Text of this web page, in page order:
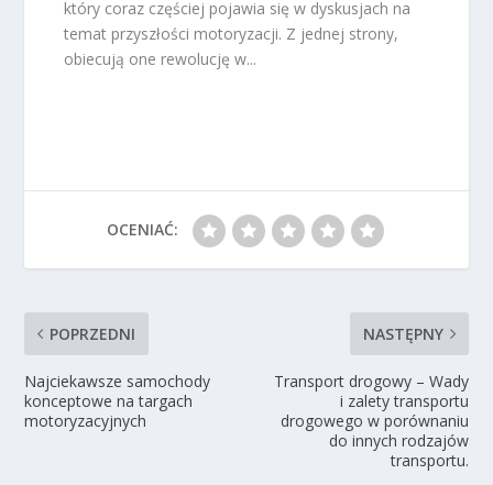
który coraz częściej pojawia się w dyskusjach na
temat przyszłości motoryzacji. Z jednej strony,
obiecują one rewolucję w...
OCENIAĆ:
POPRZEDNI
Najciekawsze samochody
konceptowe na targach
motoryzacyjnych
NASTĘPNY
Transport drogowy – Wady
i zalety transportu
drogowego w porównaniu
do innych rodzajów
transportu.